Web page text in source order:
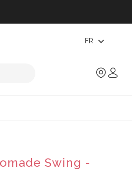
FR expand_more
Swing -